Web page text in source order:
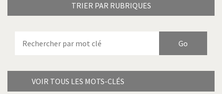
TRIER PAR RUBRIQUES
VOIR TOUS LES MOTS-CLÉS
Bienvenue en Italie
Bye Biden! Catholique ou pas très?